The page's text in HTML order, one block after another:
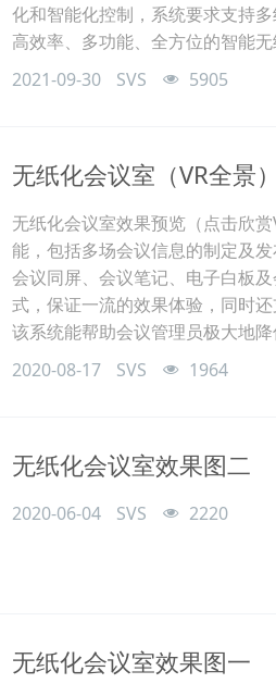
化和智能化控制，系统要求支持
高效率、多功能、全方位的智能
2021-09-30
SVS 5905
无纸化会议室（VR全景）
无纸化会议室效果预览（点击欣
能，包括多场会议信息的制定及
会议同屏、会议笔记、电子白板
式，保证一流的效果体验，同时
该系统能帮助会议管理员极大地
2020-08-17
SVS 1964
无纸化会议室效果图二
2020-06-04 SVS 2220
无纸化会议室效果图一